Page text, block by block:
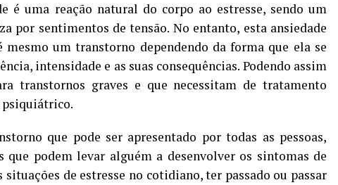
é uma reação natural do corpo ao estresse, sendo um
por sentimentos de tensão. No entanto, esta ansiedade
um transtorno dependendo da forma que ela se
intensidade e as suas consequências. Podendo assim
transtornos graves e que necessitam de tratamento
psiquiátrico.
que pode ser apresentado por todas as pessoas,
podem levar alguém a desenvolver os sintomas de
de estresse no cotidiano, ter passado ou passar